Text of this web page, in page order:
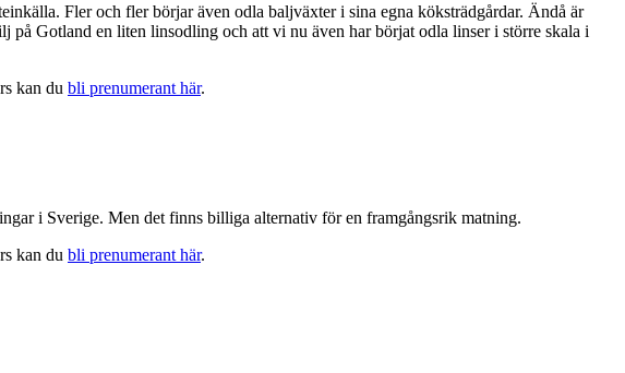
Fler och fler börjar även odla baljväxter i sina egna köksträdgårdar. Ändå är
på Gotland en liten linsodling och att vi nu även har börjat odla linser i större skala i
kan du bli prenumerant här.
i Sverige. Men det finns billiga alternativ för en framgångsrik matning.
kan du bli prenumerant här.